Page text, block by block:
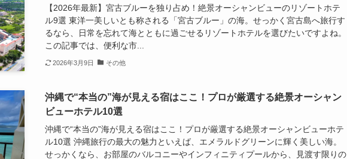
【2026年最新】宮古ブルーを独り占め！絶景オーシャンビューのリゾートホテ
ル9選 東洋一美しいとも称される「宮古ブルー」の海。せっかく宮古島へ旅行す
るなら、日常を忘れて海とともに過ごせるリゾートホテルを選びたいですよね。
この記事では、便利な市...
2026年3月9日 その他
沖縄で“本当の”海が見える宿はここ！プロが厳選する絶景オーシャン
ビューホテル10選
沖縄で“本当の”海が見える宿はここ！プロが厳選する絶景オーシャンビューホテ
ル10選 沖縄旅行の最大の魅力といえば、エメラルドグリーンに輝く美しい海。
せっかくなら、お部屋のバルコニーやインフィニティプールから、見渡す限りの